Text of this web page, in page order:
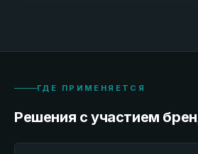
ГДЕ ПРИМЕНЯЕТСЯ
Решения с участием